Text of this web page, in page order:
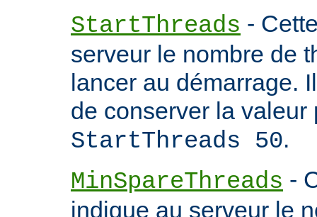
StartThreads -
serveur le nombre de
lancer au démarrage.
de conserver la valeur
StartThreads 50.
MinSpareThreads -
indique au serveur le